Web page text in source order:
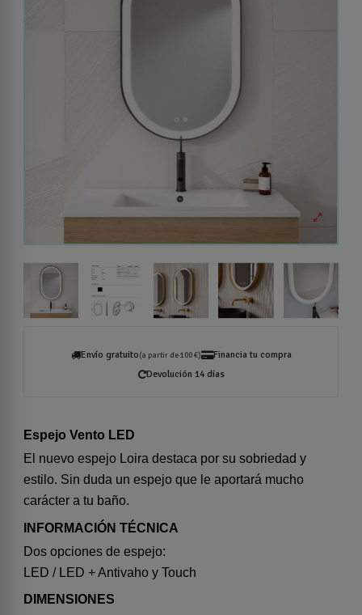
Envío gratuito(a partir de 100 €)
Financia tu compra
Devolución 14 días
Espejo Vento LED
El nuevo espejo Loira destaca por su sobriedad y
estilo. Sin duda un espejo que le aportará mucho
carácter a tu baño.
INFORMACIÓN TÉCNICA
Dos opciones de espejo:
LED / LED + Antivaho y Touch
DIMENSIONES